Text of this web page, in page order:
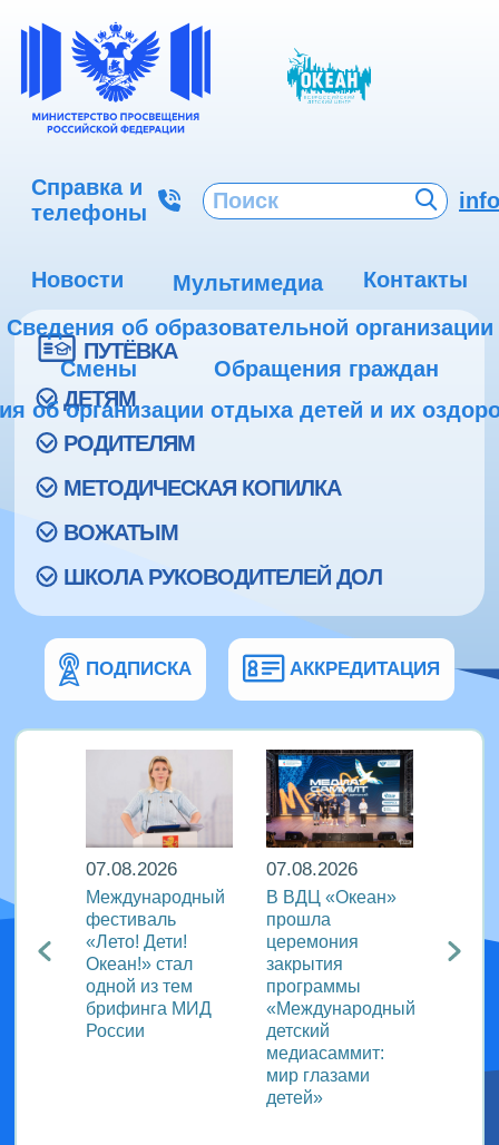
Справка и
телефоны
Новости Мультимедиа
Контакты
Сведения об образовательной организации
Смены
Обращения граждан
об организации отдыха детей и их
ПУТЁВКА
ДЕТЯМ
РОДИТЕЛЯМ
МЕТОДИЧЕСКАЯ КОПИЛКА
ВОЖАТЫМ
ШКОЛА РУКОВОДИТЕЛЕЙ ДОЛ
ПОДПИСКА АККРЕДИТАЦИЯ
07.08.2026
Международный
фестиваль
«Лето! Дети!
Океан!» стал
одной из тем
брифинга МИД
России
07.08.2026
В ВДЦ «Океан»
прошла
церемония
закрытия
программы
«Международный
детский
медиасаммит:
мир глазами
детей»
VIII